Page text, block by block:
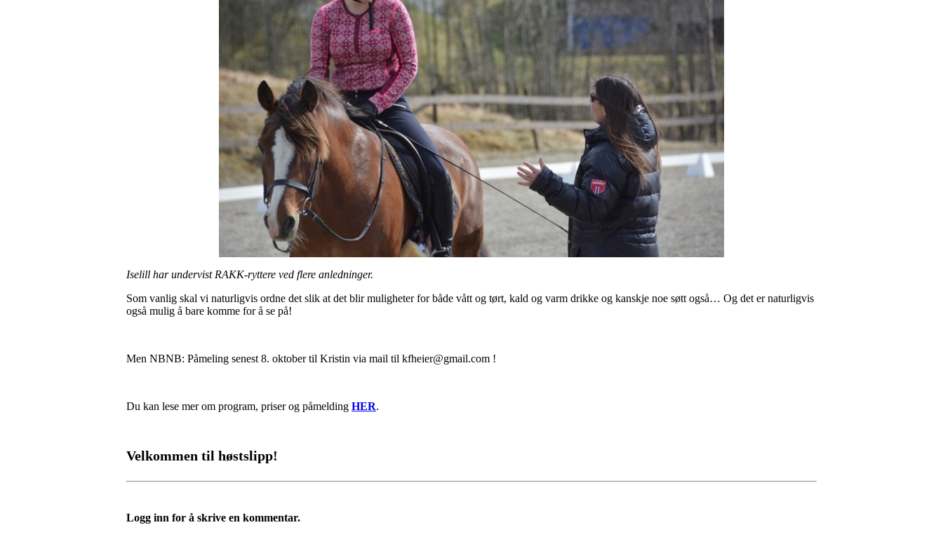
Iselill har undervist RAKK-ryttere ved flere anledninger.
Som vanlig skal vi naturligvis ordne det slik at det blir muligheter for både vått og tørt, kald og varm drikke og kanskje noe søtt også… Og det er naturligvis
også mulig å bare komme for å se på!
Men NBNB: Påmeling senest 8. oktober til Kristin via mail til kfheier@gmail.com !
Du kan lese mer om program, priser og påmelding HER.
Velkommen til høstslipp!
Logg inn for å skrive en kommentar.